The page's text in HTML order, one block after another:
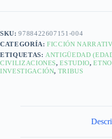
SKU:9788422607151-004
CATEGORÍA:FICCIÓN
ETIQUETAS:ANTIGÜEDAD
CIVILIZACIONES,ESTUDIO,
INVESTIGACIÓN, TRIBUS